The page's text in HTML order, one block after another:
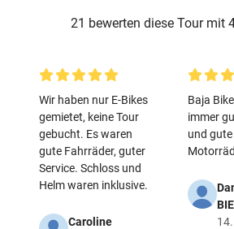
21 bewerten diese Tour mit
Wir haben nur E-Bikes
gemietet, keine Tour
gebucht. Es waren
gute Fahrräder, guter
Service. Schloss und
Helm waren inklusive.
Caroline
Baja
immer
und gute